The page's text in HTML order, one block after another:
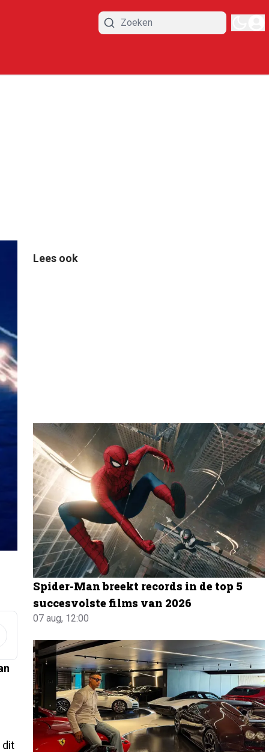
dit
Lees ook
Spider-Man breekt records in de top 5
succesvolste films van 2026
07 aug, 12:00